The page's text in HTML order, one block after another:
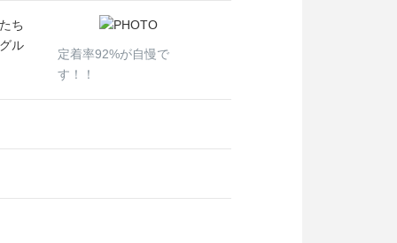
ち
ル
定着率92%が自慢で
す！！